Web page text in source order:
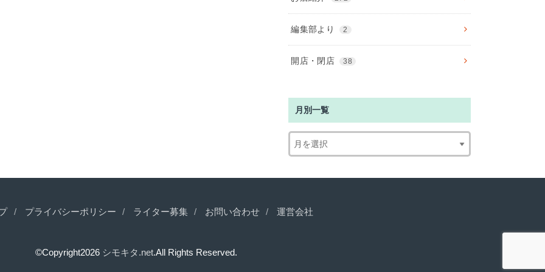
編集部より 2
開店・閉店 38
月別一覧
プライバシーポリシー ライター募集 お問い合わせ 運営会社
©Copyright2026 シモキタ.net.All Rights Reserved.